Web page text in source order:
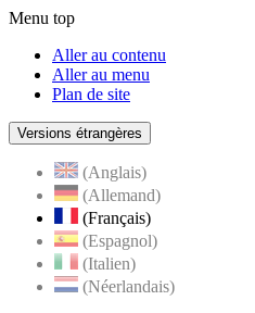
Menu top
Aller au contenu
Aller au menu
Plan de site
Versions étrangères
(Anglais)
(Allemand)
(Français)
(Espagnol)
(Italien)
(Néerlandais)